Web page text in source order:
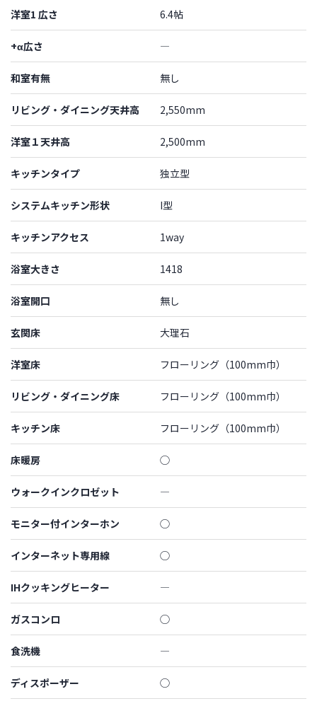
洋室1 広さ 6.4帖
+α広さ ―
和室有無 無し
リビング・ダイニング天井高 2,550mm
洋室１天井高 2,500mm
キッチンタイプ 独立型
システムキッチン形状 I型
キッチンアクセス 1way
浴室大きさ 1418
浴室開口 無し
玄関床 大理石
洋室床 フローリング（100mm巾）
リビング・ダイニング床 フローリング（100mm巾）
キッチン床 フローリング（100mm巾）
床暖房 ◯
ウォークインクロゼット ―
モニター付インターホン ◯
インターネット専用線 ◯
IHクッキングヒーター ―
ガスコンロ ◯
食洗機 ―
ディスポーザー ◯